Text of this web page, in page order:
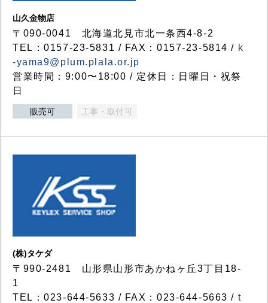
山久金物店
〒090-0041 北海道北見市北一条西4-8-2
TEL：0157-23-5831 / FAX：0157-23-5814 / k
-yama9@plum.plala.or.jp
営業時間：9:00〜18:00 / 定休日：日曜日・祝祭
日
販売可 工事・取付可
(株)タケダ
〒990-2481 山形県山形市あかねヶ丘3丁目18-
1
TEL：023-644-5633 / FAX：023-644-5663 / t